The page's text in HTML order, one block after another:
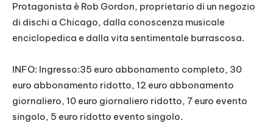
Protagonista è Rob Gordon, proprietario di un negozio
di dischi a Chicago, dalla conoscenza musicale
enciclopedica e dalla vita sentimentale burrascosa.
INFO: Ingresso:35 euro abbonamento completo, 30
euro abbonamento ridotto, 12 euro abbonamento
giornaliero, 10 euro giornaliero ridotto, 7 euro evento
singolo, 5 euro ridotto evento singolo.